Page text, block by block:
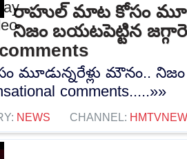
రాహుల్ మాట కోసం
నిజం బయటపెట్టిన
మౌనం.. నిజం
comments.....»»
NEWS CHANNEL: